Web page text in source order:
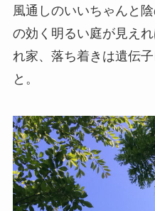
風通しのいいちゃんと
の効く明るい庭が見え
れ家、落ち着きは遺伝
と。